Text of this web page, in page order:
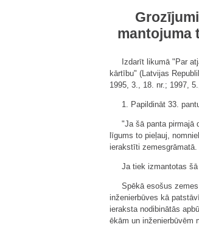
mantojuma
Izdarīt likumā "Par
kārtību" (Latvijas
1995, 3., 18. nr.; 1997,
1. Papildināt 33.
"Ja šā panta pirmajā
līgums to pieļauj,
ierakstīti
Ja tiek izmantotas
Spēkā esošus
inženierbūves kā
ieraksta nodibinātās
ēkām un inženierbūvēm